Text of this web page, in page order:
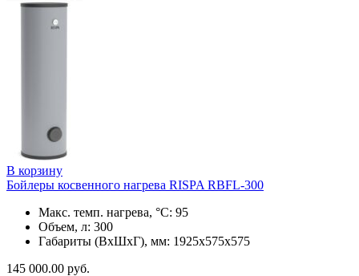
В корзину
Бойлеры косвенного нагрева RISPA RBFL-300
Макс. темп. нагрева, °С: 95
Объем, л: 300
Габариты (ВхШхГ), мм: 1925x575x575
145 000.00 руб.